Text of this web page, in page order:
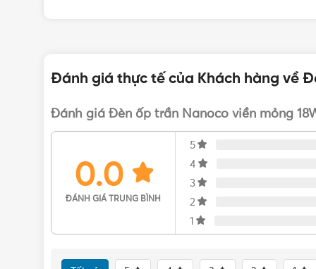
Đèn ốp trần Nanoco viền mỏng
Đánh giá thực tế của Khách hàng về
Đánh giá Đèn ốp trần Nanoco viền mỏng
0.0
ĐÁNH GIÁ TRUNG BÌNH
5
4
3
2
1